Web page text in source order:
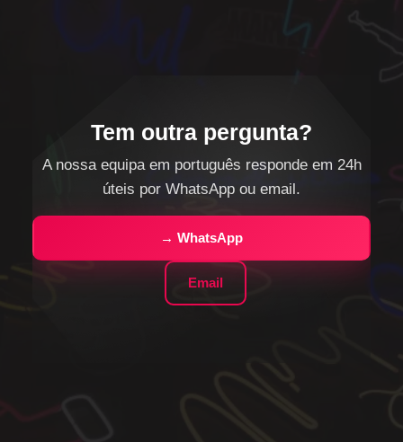
Tem outra pergunta?
A nossa equipa em português responde em 24h
úteis por WhatsApp ou email.
→ WhatsApp
Email